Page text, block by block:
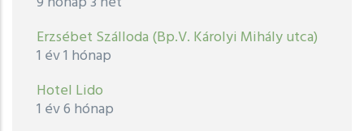
Erzsébet Szálloda (Bp.V. Károlyi Mihály utca)
1 év 1 hónap
Hotel Lido
1 év 6 hónap